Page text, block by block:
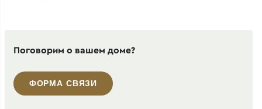
Поговорим о вашем доме?
ФОРМА СВЯЗИ